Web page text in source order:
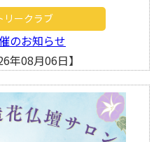
リークラブ
のお知らせ
年08月06日】